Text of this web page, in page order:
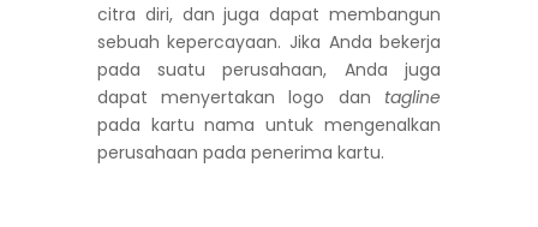
citra diri, dan juga dapat membangun
sebuah kepercayaan. Jika Anda bekerja
pada suatu perusahaan, Anda juga
dapat menyertakan logo dan tagline
pada kartu nama untuk mengenalkan
perusahaan pada penerima kartu.